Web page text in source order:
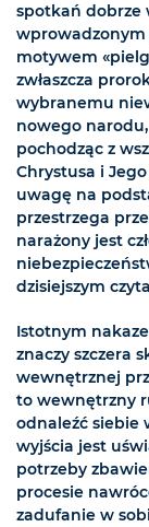
spotkań dobrze
motywem
zwłaszcza
wybranemu
nowego
pochodząc z
Chrystusa i
uwagę na
przestrzega
narażony jest
dzisiejszym
Istotnym
znaczy szczera
wewnętrznej
to wewnętrzny
odnaleźć siebie
wyjścia jest
potrzeby
procesie
zadufanie w